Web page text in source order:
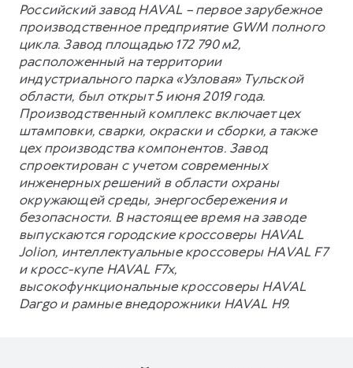
Российский завод HAVAL – первое зарубежное
производственное предприятие GWM полного
цикла. Завод площадью 172 790 м2,
расположенный на территории
индустриального парка «Узловая» Тульской
области, был открыт 5 июня 2019 года.
Производственный комплекс включает цех
штамповки, сварки, окраски и сборки, а также
цех производства компонентов. Завод
спроектирован с учетом современных
инженерных решений в области охраны
окружающей среды, энергосбережения и
безопасности. В настоящее время на заводе
выпускаются городские кроссоверы HAVAL
Jolion, интеллектуальные кроссоверы HAVAL F7
и кросс-купе HAVAL F7x,
высокофункциональные кроссоверы HAVAL
Dargo и рамные внедорожники HAVAL H9.